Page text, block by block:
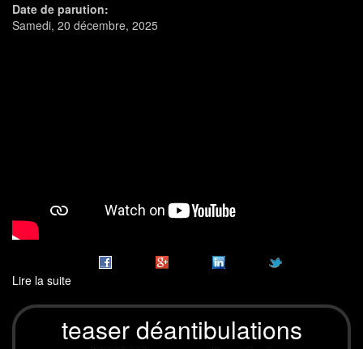
Date de parution:
Samedi, 20 décembre, 2025
Lire la suite
déantibulations
2026
teaser déantibulations